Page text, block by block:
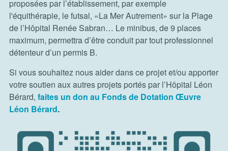
proposées par l’établissement, par exemple
l'équithérapie, le futsal, «La Mer Autrement» sur la Plage
de l’Hôpital Renée Sabran… Le minibus, de 9 places
maximum, permettra d’être conduit par tout professionnel
détenteur d’un permis B.
Si vous souhaitez nous aider dans ce projet et/ou apporter
votre soutien aux autres projets portés par l’Hôpital Léon
Bérard, faites un don au Fonds de Dotation Œuvre
Léon Bérard.